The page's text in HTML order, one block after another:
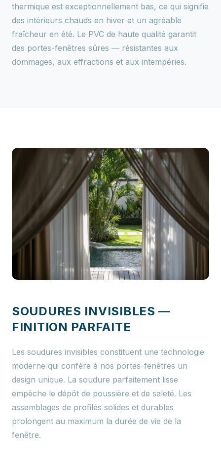
thermique est exceptionnellement bas, ce qui signifie
des intérieurs chauds en hiver et un agréable
fraîcheur en été. Le PVC de haute qualité garantit
des portes-fenêtres sûres — résistantes aux
dommages, aux effractions et aux intempéries.
SOUDURES INVISIBLES —
FINITION PARFAITE
Les soudures invisibles constituent une technologie
moderne qui confère à nos portes-fenêtres un
design unique. La soudure parfaitement lisse
empêche le dépôt de poussière et de saleté. Les
assemblages de profilés solides et durables
prolongent au maximum la durée de vie de la
fenêtre.